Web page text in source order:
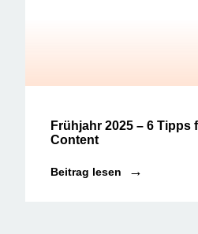
Frühjahr 2025 – 6 Tipps
Content
Beitrag lesen